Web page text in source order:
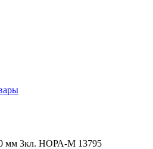
мм 3кл. НОРА-М 13795